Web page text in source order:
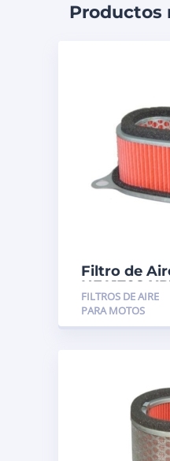
Productos
Filtro de
HFA1708
TWIN (RD07)
FILTROS DE AIRE
PARA MOTOS